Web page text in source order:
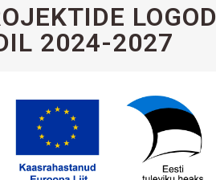
LOGOD
2024-2027